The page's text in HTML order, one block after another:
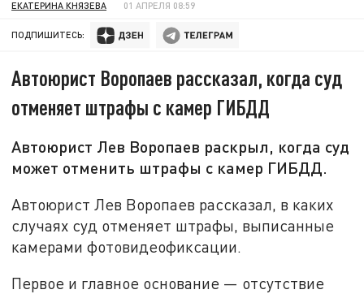
ЕКАТЕРИНА КНЯЗЕВА 01 АПРЕЛЯ 08:59
ПОДПИШИТЕСЬ:
Автоюрист Воропаев рассказал, когда суд
отменяет штрафы с камер ГИБДД
Автоюрист Лев Воропаев раскрыл, когда суд
может отменить штрафы с камер ГИБДД.
Автоюрист Лев Воропаев рассказал, в каких
случаях суд отменяет штрафы, выписанные
камерами фотовидеофиксации.
Первое и главное основание — отсутствие